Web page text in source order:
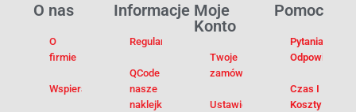
Pomoc
Pytania I
Odpowiedzi
Czas I
Koszty
Moje
Konto
Twoje
zamówienia
Ustawienia
Informacje
Regulamin
QCode –
nasze
naklejki na
O nas
O
firmie
Wspieramy